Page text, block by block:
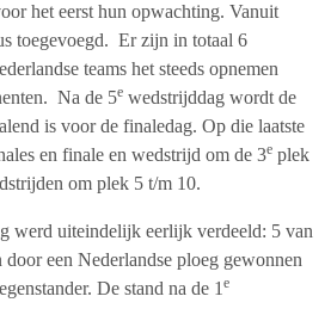
het eerst hun opwachting. Vanuit
toegevoegd. Er zijn in totaal 6
teams het steeds opnemen
Na de 5e wedstrijddag wordt de
is voor de finaledag. Op die laatste
en finale en wedstrijd om de 3e plek
om plek 5 t/m 10.
werd uiteindelijk eerlijk verdeeld: 5 van
een Nederlandse ploeg gewonnen
De stand na de 1 e